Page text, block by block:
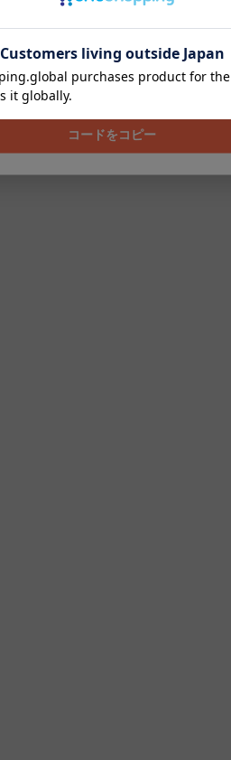
です!! 8月1日～8月31日まで
202608
コードをコピー